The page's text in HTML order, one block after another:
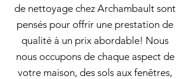
de nettoyage chez Archambault sont
pensés pour offrir une prestation de
qualité à un prix abordable! Nous
nous occupons de chaque aspect de
votre maison, des sols aux fenêtres,